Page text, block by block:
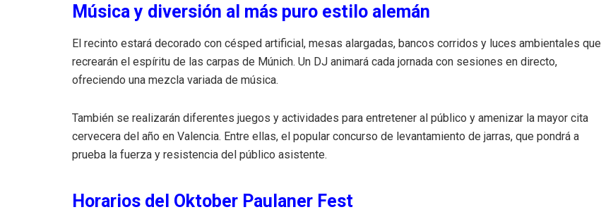
Música y diversión al más puro estilo alemán
El recinto estará decorado con césped artificial, mesas alargadas, bancos corridos y luces ambientales que
recrearán el espíritu de las carpas de Múnich. Un DJ animará cada jornada con sesiones en directo,
ofreciendo una mezcla variada de música.
También se realizarán diferentes juegos y actividades para entretener al público y amenizar la mayor cita
cervecera del año en Valencia. Entre ellas, el popular concurso de levantamiento de jarras, que pondrá a
prueba la fuerza y resistencia del público asistente.
Horarios del Oktober Paulaner Fest